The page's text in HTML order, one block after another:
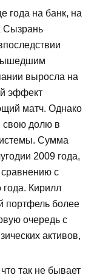
года на банк, на
Сызрань
выросла на
эффект
матч. Однако
свою долю в
Сумма
2009 года,
сравнению с
Кирилл
портфель более
очередь с
активов,
так не бывает